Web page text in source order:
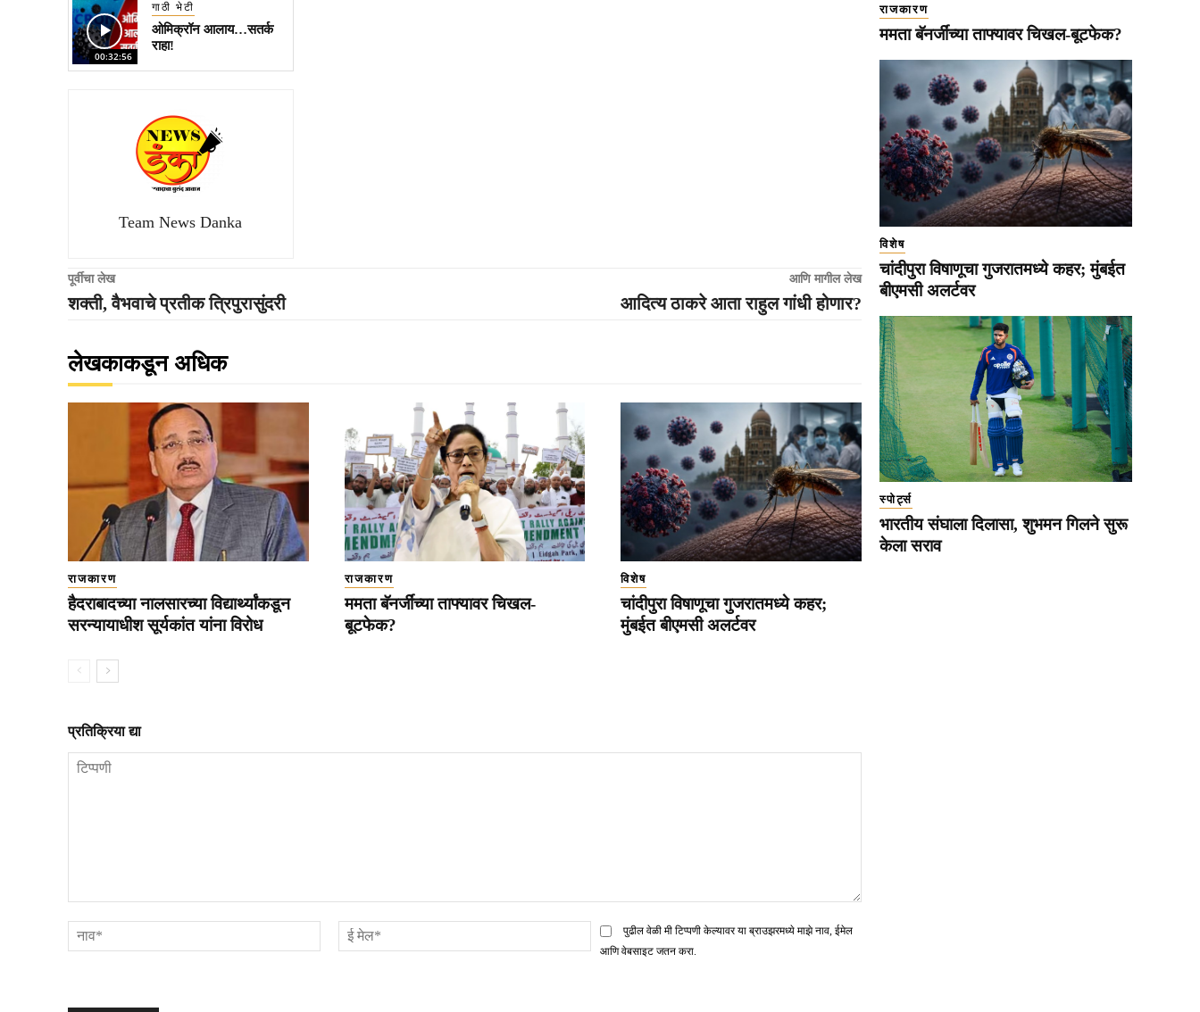
00:32:56
गाठी भेटी
ओमिक्रॉन आलाय…सतर्क
राहा!
Team News Danka
पूर्वीचा लेख
शक्ती, वैभवाचे प्रतीक त्रिपुरासुंदरी
आणि मागील लेख
आदित्य ठाकरे आता राहुल गांधी होणार?
लेखकाकडून अधिक
राजकारण
हैदराबादच्या नालसारच्या विद्यार्थ्यांकडून
सरन्यायाधीश सूर्यकांत यांना विरोध
राजकारण
ममता बॅनर्जींच्या ताफ्यावर चिखल-
बूटफेक?
विशेष
चांदीपुरा विषाणूचा गुजरातमध्ये कहर;
मुंबईत बीएमसी अलर्टवर
प्रतिक्रिया द्या
नाव*
मेल*
पुढील वेळी मी टिप्पणी केल्यावर या ब्राउझरमध्ये माझे नाव, ईमेल
आणि वेबसाइट जतन करा.
राजकारण
ममता बॅनर्जींच्या ताफ्यावर चिखल-बूटफेक?
विशेष
चांदीपुरा विषाणूचा गुजरातमध्ये कहर; मुंबईत
बीएमसी अलर्टवर
स्पोर्ट्स
भारतीय संघाला दिलासा, शुभमन गिलने सुरू
केला सराव